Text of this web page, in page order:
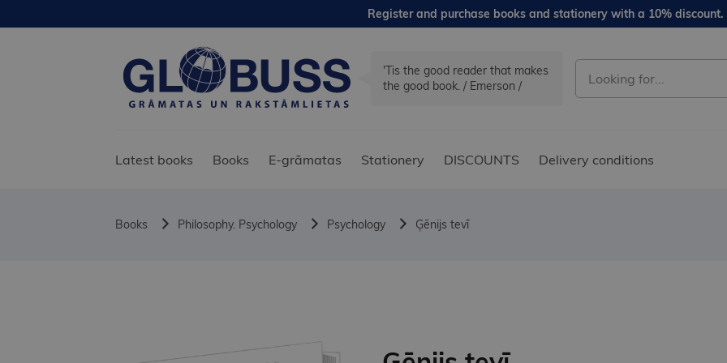
Register and purchase books and stationery with a 10% discount.
'Tis the good reader that makes
the good book. / Emerson /
Latest books Books E-grāmatas Stationery DISCOUNTS Delivery conditions
Books Philosophy. Psychology Psychology Ģēnijs tevī